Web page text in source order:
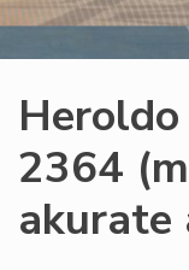
2364
akurate